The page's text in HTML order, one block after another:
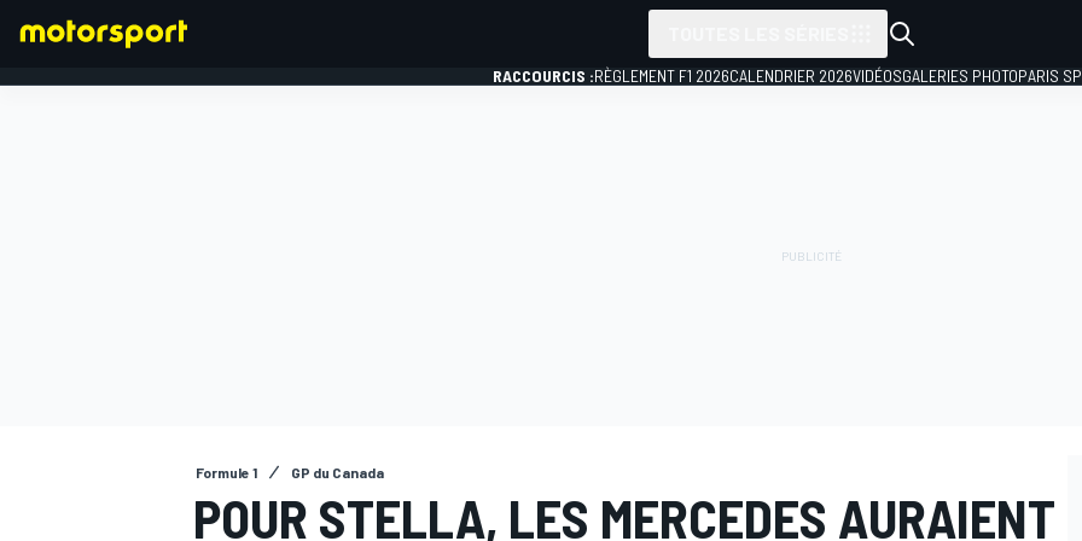
RACCOURCIS :RÈGLEMENT F1 2026CALENDRIER 2026VIDÉOSGALERIES PHOTOPARIS
Formule 1 GP du Canada
POUR STELLA, LES MERCEDES AURAIENT